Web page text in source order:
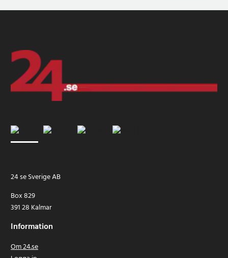
24 se Sverige AB
Box 829
391 28 Kalmar
Information
Om 24.se